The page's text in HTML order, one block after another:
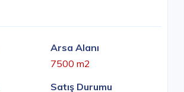
Arsa Alanı
7500 m2
Satış Durumu